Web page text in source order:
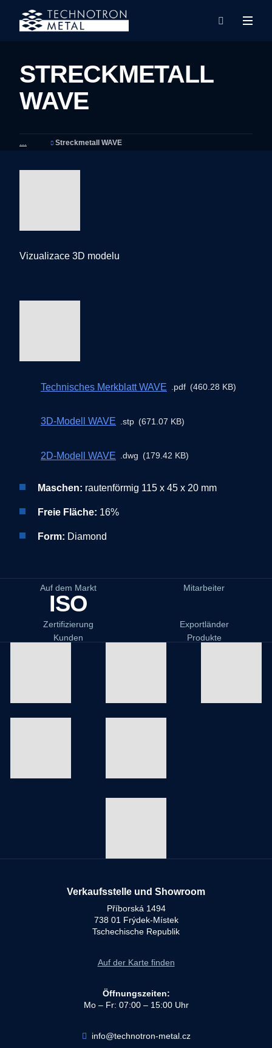
STRECKMETALL
WAVE
Streckmetall WAVE
Vizualizace 3D modelu
Technisches Merkblatt WAVE pdf 460.28 KB
3D-Modell WAVE stp 671.07 KB
2D-Modell WAVE dwg 179.42 KB
Maschen: rautenförmig 115 x 45 x 20 mm
Freie Fläche: 16%
Form: Diamond
Auf dem Markt Mitarbeiter
ISO
Zertifizierung
Exportländer
Kunden
Produkte
Verkaufsstelle und Showroom
Příborská 1494
738 01 Frýdek-Místek
Tschechische Republik
Auf der Karte finden
Öffnungszeiten:
Mo – Fr: 07:00 – 15:00 Uhr
info@technotron-metal.cz